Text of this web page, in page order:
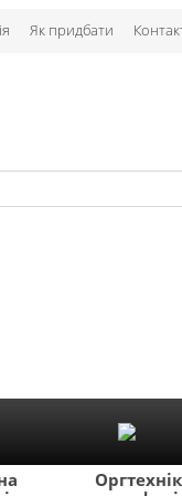
Як придбати